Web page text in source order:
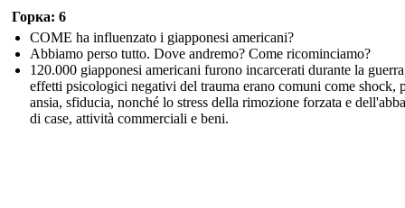
Горка: 6
COME ha influenzato i giapponesi americani?
Abbiamo perso tutto. Dove andremo? Come ricominciamo?
120.000 giapponesi americani furono incarcerati durante la
effetti psicologici negativi del trauma erano comuni come shock,
ansia, sfiducia, nonché lo stress della rimozione forzata e
di case, attività commerciali e beni.